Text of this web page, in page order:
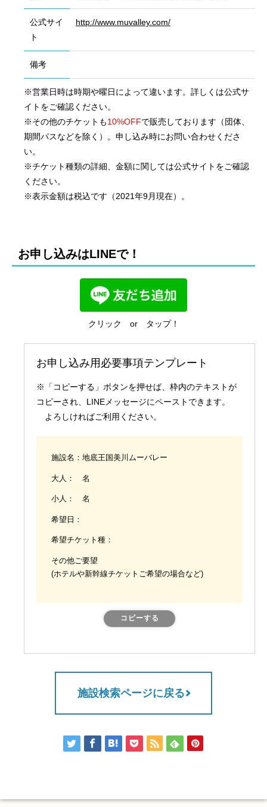
国際業務
公式サイ
ト
http://www.muvalley.com/
備考
※営業日時は時期や曜日によって違います。詳しくは公式サ
イトをご確認ください。
※その他のチケットも10%OFFで販売しております（団体、
期間パスなどを除く）。申し込み時にお問い合わせくださ
い。
※チケット種類の詳細、金額に関しては公式サイトをご確認
ください。
※表示金額は税込です（2021年9月現在）。
お申し込みはLINEで！
クリック or タップ！
お申し込み用必要事項テンプレート
※「コピーする」ボタンを押せば、枠内のテキストが
コピーされ、LINEメッセージにペーストできます。
よろしければご利用ください。
施設名：地底王国美川ムーバレー
大人： 名
小人： 名
希望日：
希望チケット種：
その他ご要望
(ホテルや新幹線チケットご希望の場合など)
コピーする
施設検索ページに戻る